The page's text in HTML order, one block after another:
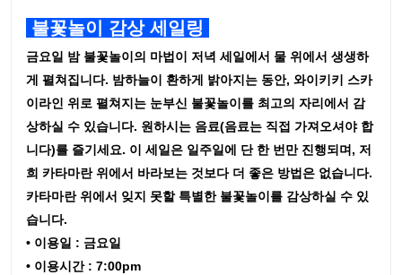
불꽃놀이 감상 세일링
금요일 밤 불꽃놀이의 마법이 저녁 세일에서 물 위에서 생생하
게 펼쳐집니다. 밤하늘이 환하게 밝아지는 동안, 와이키키 스카
이라인 위로 펼쳐지는 눈부신 불꽃놀이를 최고의 자리에서 감
상하실 수 있습니다. 원하시는 음료(음료는 직접 가져오셔야 합
니다)를 즐기세요. 이 세일은 일주일에 단 한 번만 진행되며, 저
희 카타마란 위에서 바라보는 것보다 더 좋은 방법은 없습니다.
카타마란 위에서 잊지 못할 특별한 불꽃놀이를 감상하실 수 있
습니다.
• 이용일 : 금요일
• 이용시간 : 7:00pm